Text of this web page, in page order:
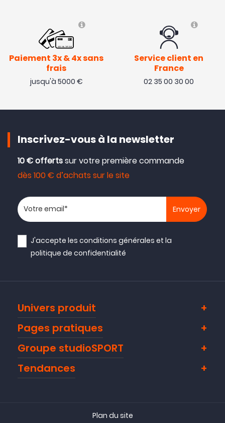
Paiement 3x & 4x sans
frais
jusqu'à 5000 €
Service client en
France
02 35 00 30 00
Inscrivez-vous à la newsletter
10 € offertssur votre première commande
dès 100 € d’achats sur le site
Votre adresse email
J'accepte lesconditions générales et la
politique de confidentialité
Univers produit
Pages pratiques
Groupe studioSPORT
Tendances
Plan du site